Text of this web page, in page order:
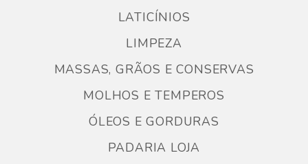
LATICÍNIOS
LIMPEZA
MASSAS, GRÃOS E CONSERVAS
MOLHOS E TEMPEROS
ÓLEOS E GORDURAS
PADARIA LOJA